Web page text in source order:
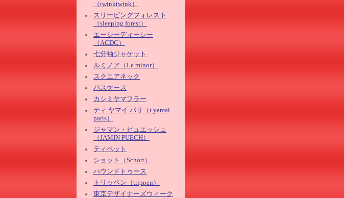
（twinktwink）
スリーピングフォレスト
（sleeping forest）
エーシーディーシー
（ACDC）
七分袖ジャケット
ルミノア（Le minor）
スクエアネック
パスケース
カシミヤマフラー
ティ ヤマイ パリ（t.yamai
paris）
ジャマン・ピュエッシュ
（JAMIN PUECH）
ティペット
ショット（Schott）
ハウンドトゥース
トリッペン（trippen）
東京デザイナーズウィーク